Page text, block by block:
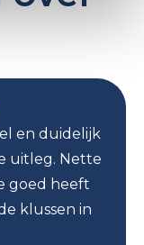
en duidelijk
uitleg. Nette
goed heeft
klussen in